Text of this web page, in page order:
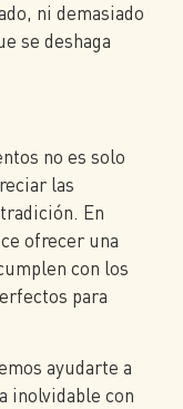
ni demasiado
se deshaga
no es solo
las
En
ofrecer una
con los
para
ayudarte a
inolvidable con